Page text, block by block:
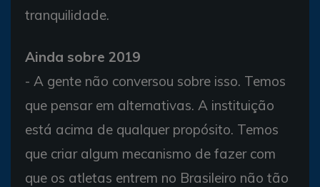
tranquilidade.
Ainda sobre 2019
- A gente não conversou sobre isso. Temos
que pensar em alternativas. A instituição
está acima de qualquer propósito. Temos
que criar algum mecanismo de fazer com
que os atletas entrem no Brasileiro não tão